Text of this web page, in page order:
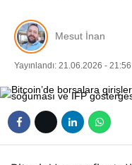
Mesut İnan
Yayınlandı: 21.06.2026 - 21:56